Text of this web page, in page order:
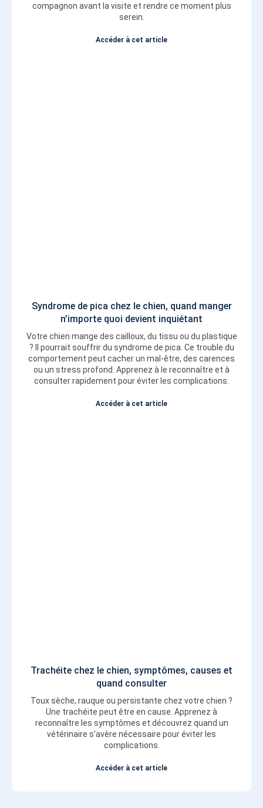
compagnon avant la visite et rendre ce moment plus
serein.
Accéder à cet article
Syndrome de pica chez le chien, quand manger
n’importe quoi devient inquiétant
Votre chien mange des cailloux, du tissu ou du plastique
? Il pourrait souffrir du syndrome de pica. Ce trouble du
comportement peut cacher un mal-être, des carences
ou un stress profond. Apprenez à le reconnaître et à
consulter rapidement pour éviter les complications.
Accéder à cet article
Trachéite chez le chien, symptômes, causes et
quand consulter
Toux sèche, rauque ou persistante chez votre chien ?
Une trachéite peut être en cause. Apprenez à
reconnaître les symptômes et découvrez quand un
vétérinaire s’avère nécessaire pour éviter les
complications.
Accéder à cet article